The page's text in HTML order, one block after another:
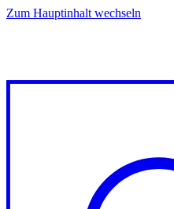
Zum Hauptinhalt wechseln